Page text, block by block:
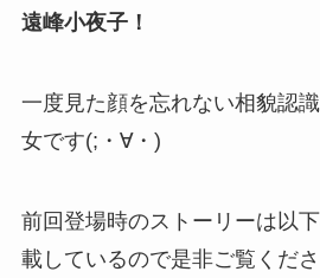
遠峰小夜子！
一度見た顔を忘れない相貌認
女です(;・∀・)
前回登場時のストーリーは以
載しているので是非ご覧くださ